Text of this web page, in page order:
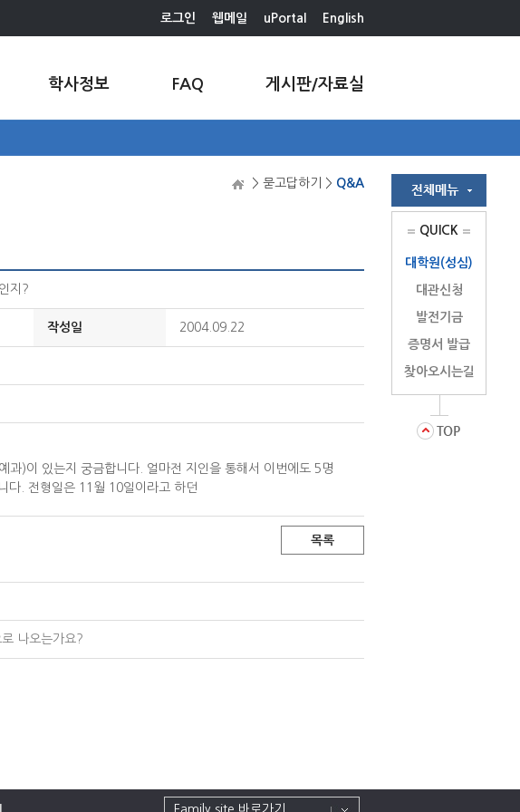
로그인 웹메일 uPortal English
학사정보 FAQ 게시판/자료실
> 묻고답하기 > Q&A
지?
작성일 2004.09.22
과)이 있는지 궁금합니다. 얼마전 지인을 통해서 이번에도 5명
다. 전형일은 11월 10일이라고 하던
목록
나오는가요?
Family site 바로가기
QUICK
대학원(성심)
대관신청
발전기금
증명서 발급
찾아오시는길